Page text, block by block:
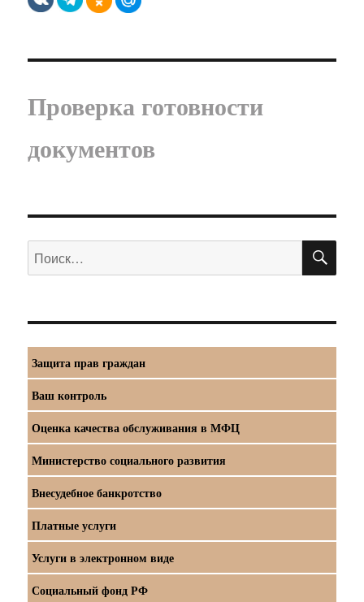
Проверка готовности
документов
Искать:
Защита прав граждан
Ваш контроль
Оценка качества обслуживания в МФЦ
Министерство социального развития
Внесудебное банкротство
Платные услуги
Услуги в электронном виде
Социальный фонд РФ